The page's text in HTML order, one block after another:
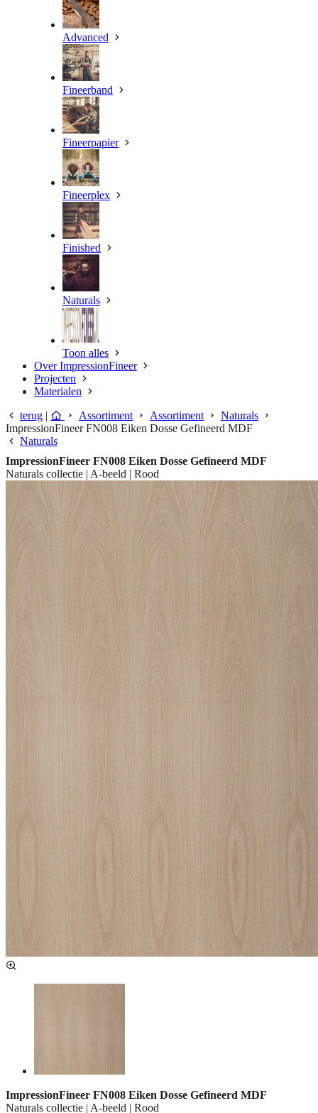
Advanced
Fineerband
Fineerpapier
Fineerplex
Finished
Naturals
Toon alles
Over ImpressionFineer
Projecten
Materialen
terug | Assortiment Assortiment
Naturals
ImpressionFineer FN008 Eiken Dosse Gefineerd MDF
Naturals
ImpressionFineer FN008 Eiken Dosse Gefineerd MDF
Naturals collectie | A-beeld | Rood
ImpressionFineer FN008 Eiken Dosse Gefineerd MDF
Naturals collectie | A-beeld | Rood